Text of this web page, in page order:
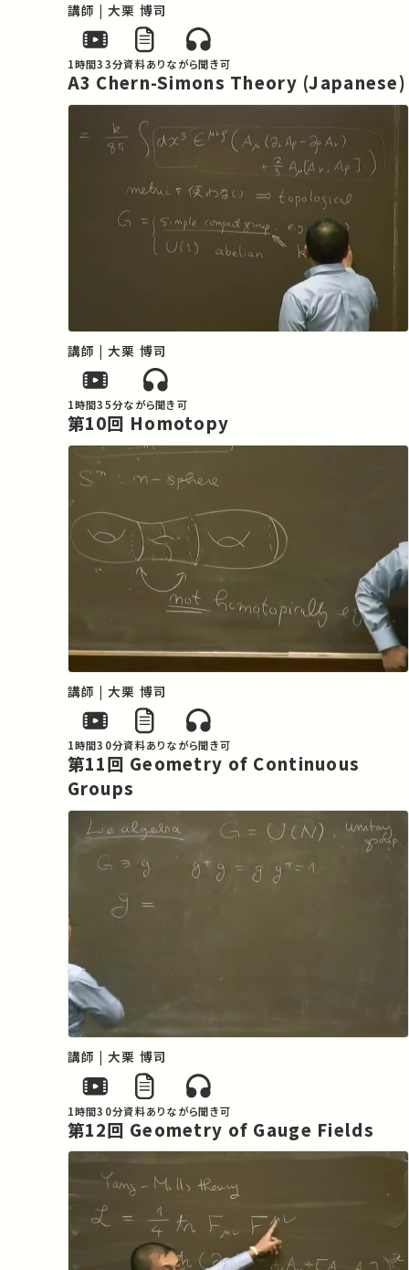
講師 | 大栗 博司
1時間33分資料ありながら聞き可
A3 Chern-Simons Theory (Japanese)
講師 | 大栗 博司
1時間35分ながら聞き可
第10回 Homotopy
講師 | 大栗 博司
1時間30分資料ありながら聞き可
第11回 Geometry of Continuous
Groups
講師 | 大栗 博司
1時間30分資料ありながら聞き可
第12回 Geometry of Gauge Fields